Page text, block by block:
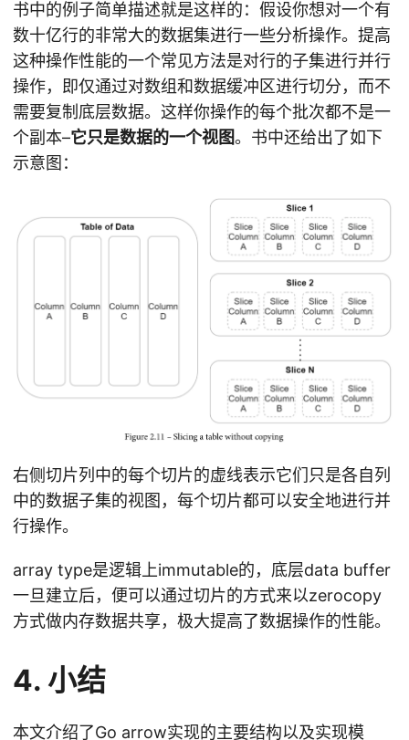
书中的例子简单描述就是这样的：假设你想对一个有
数十亿行的非常大的数据集进行一些分析操作。提高
这种操作性能的一个常见方法是对行的子集进行并行
操作，即仅通过对数组和数据缓冲区进行切分，而不
需要复制底层数据。这样你操作的每个批次都不是一
个副本–它只是数据的一个视图。书中还给出了如下
示意图：
右侧切片列中的每个切片的虚线表示它们只是各自列
中的数据子集的视图，每个切片都可以安全地进行并
行操作。
array type是逻辑上immutable的，底层data buffer
一旦建立后，便可以通过切片的方式来以zerocopy
方式做内存数据共享，极大提高了数据操作的性能。
4. 小结
本文介绍了Go arrow实现的主要结构以及实现模